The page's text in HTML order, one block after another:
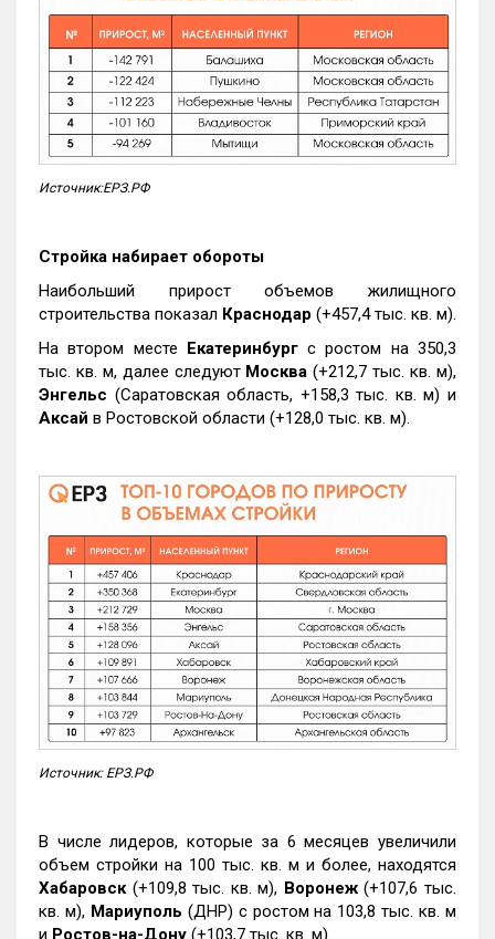
Источник:ЕРЗ.РФ
Стройка набирает обороты
Наибольший прирост объемов жилищного
строительства показал Краснодар (+457,4 тыс. кв. м).
На втором месте Екатеринбургс ростом на 350,3
тыс. кв. м, далее следуют Москва (+212,7 тыс. кв. м),
Энгельс (Саратовская область, +158,3 тыс. кв. м) и
Аксай в Ростовской области (+128,0 тыс. кв. м).
Источник: ЕРЗ.РФ
В числе лидеров, которые за 6 месяцев увеличили
объем стройки на 100 тыс. кв. м и более, находятся
Хабаровск (+109,8 тыс. кв. м), Воронеж(+107,6 тыс.
кв. м), Мариуполь (ДНР) с ростом на 103,8 тыс. кв. м
и Ростов-на-Дону (+103,7 тыс. кв. м).